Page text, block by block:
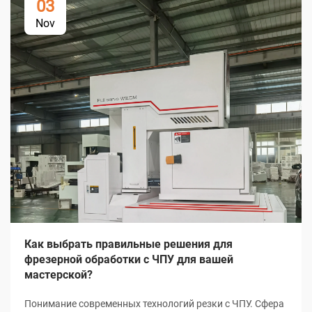
03
Nov
Как выбрать правильные решения для
фрезерной обработки с ЧПУ для вашей
мастерской?
Понимание современных технологий резки с ЧПУ. Сфера